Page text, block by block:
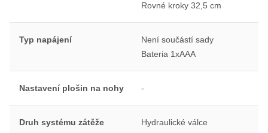
Rovné kroky 32,5 cm
Typ napájení
Není součástí sady
Bateria 1xAAA
Nastavení plošin na nohy -
Druh systému zátěže Hydraulické válce